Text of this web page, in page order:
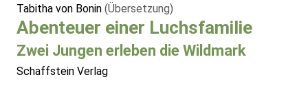
Tabitha von Bonin (Übersetzung)
Abenteuer einer Luchsfamilie
Zwei Jungen erleben die Wildmark
Schaffstein Verlag